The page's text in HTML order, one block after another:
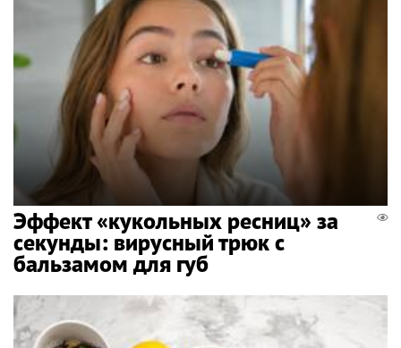
Эффект «кукольных ресниц» за
секунды: вирусный трюк с
бальзамом для губ